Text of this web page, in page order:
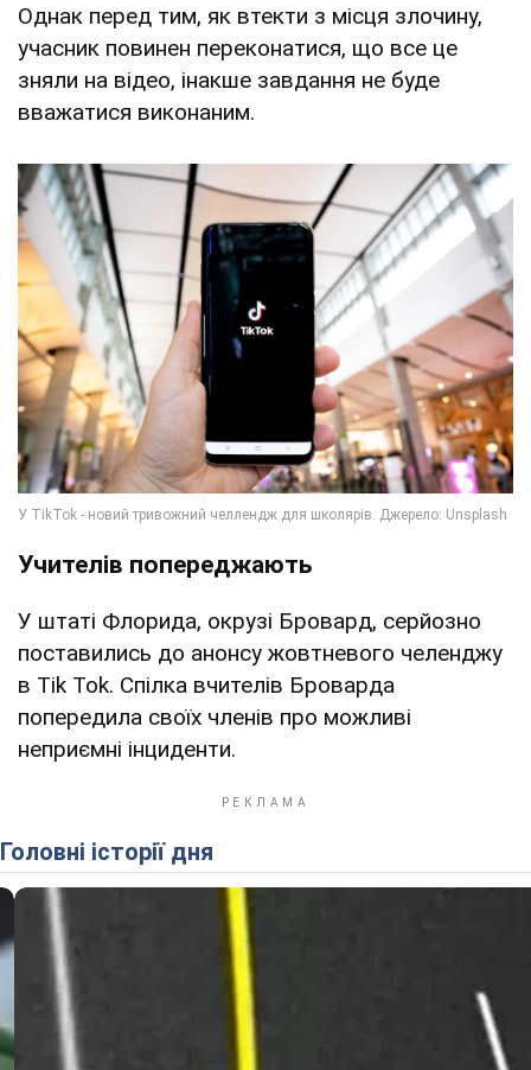
Однак перед тим, як втекти з місця злочину,
учасник повинен переконатися, що все це
зняли на відео, інакше завдання не буде
вважатися виконаним.
Учителів попереджають
У штаті Флорида, окрузі Бровард, серйозно
поставились до анонсу жовтневого челенджу
в Tik Tok. Спілка вчителів Броварда
попередила своїх членів про можливі
неприємні інциденти.
Головні історії дня